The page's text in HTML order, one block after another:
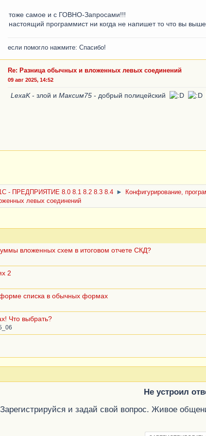
тоже самое и с ГОВНО-Запросами!!!
настоящий программист ни когда не напишет то что вы
если помогло нажмите: Спасибо!
Re: Разница обычных и вложенных левых соединений
09 авг 2025, 14:52
LexaK- злой и Максим75 - добрый полицейский
- ПРЕДПРИЯТИЕ 8.0 8.1 8.2 8.3 8.4 ►
Конфигурирование,
левых соединений
вложенных схем в итоговом отчете СКД?
2
списка в обычных формах
Что выбрать?
Не устроил
Зарегистрируйся и задай свой вопрос. Живое